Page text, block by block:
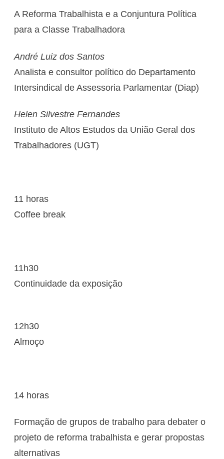
A Reforma Trabalhista e a Conjuntura Política
para a Classe Trabalhadora
André Luiz dos Santos
Analista e consultor político do Departamento
Intersindical de Assessoria Parlamentar (Diap)
Helen Silvestre Fernandes
Instituto de Altos Estudos da União Geral dos
Trabalhadores (UGT)
11 horas
Coffee break
11h30
Continuidade da exposição
12h30
Almoço
14 horas
Formação de grupos de trabalho para debater o
projeto de reforma trabalhista e gerar propostas
alternativas